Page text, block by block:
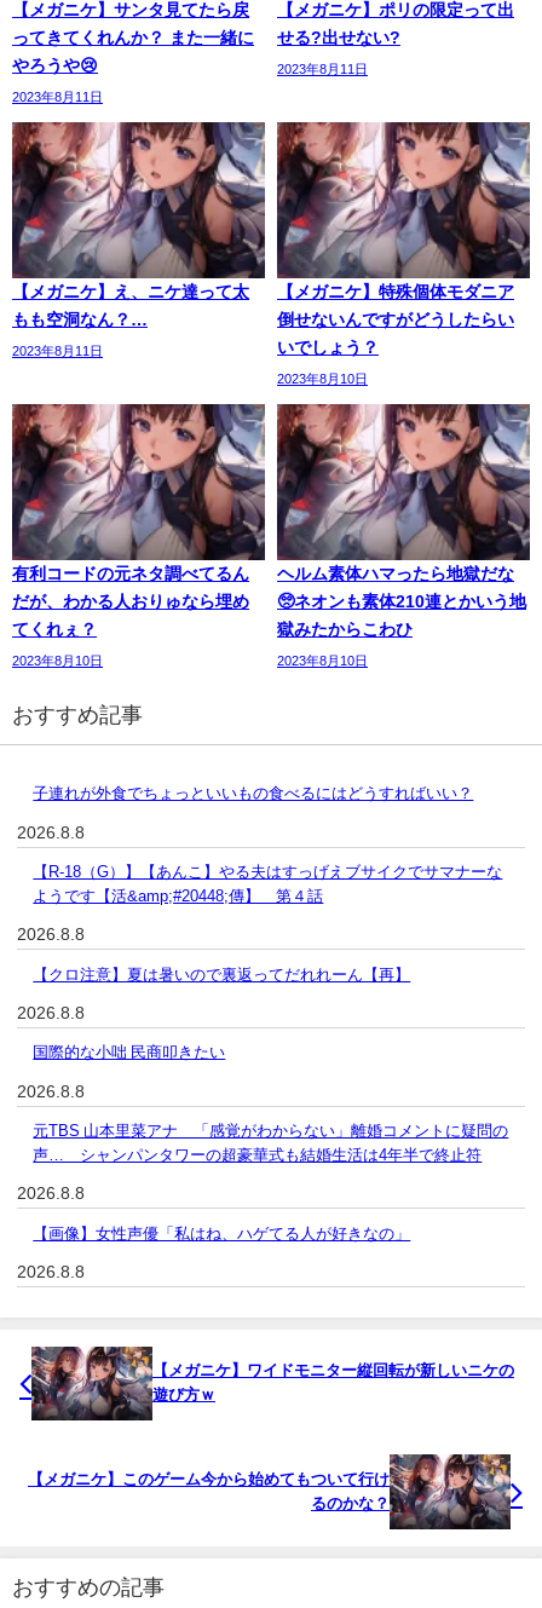
【メガニケ】サンタ見てたら戻
ってきてくれんか？ また一緒に
やろうや😢
2023年8月11日
【メガニケ】ポリの限定って出
せる?出せない?
2023年8月11日
【メガニケ】え、ニケ達って太
もも空洞なん？…
2023年8月11日
【メガニケ】特殊個体モダニア
倒せないんですがどうしたらい
いでしょう？
2023年8月10日
有利コードの元ネタ調べてるん
だが、わかる人おりゅなら埋め
てくれぇ？
2023年8月10日
ヘルム素体ハマったら地獄だな
🥺ネオンも素体210連とかいう地
獄みたからこわひ
2023年8月10日
おすすめ記事
子連れが外食でちょっといいもの食べるにはどうすればいい？
2026.8.8
【R-18（G）】【あんこ】やる夫はすっげえブサイクでサマナーな
ようです【活&amp;#20448;傳】 第４話
2026.8.8
【クロ注意】夏は暑いので裏返ってだれれーん【再】
2026.8.8
国際的な小咄 民商叩きたい
2026.8.8
元TBS 山本里菜アナ 「感覚がわからない」離婚コメントに疑問の
声… シャンパンタワーの超豪華式も結婚生活は4年半で終止符
2026.8.8
【画像】女性声優「私はね、ハゲてる人が好きなの」
2026.8.8
【メガニケ】ワイドモニター縦回転が新しいニケの
遊び方ｗ
【メガニケ】このゲーム今から始めてもついて行け
るのかな？
おすすめの記事